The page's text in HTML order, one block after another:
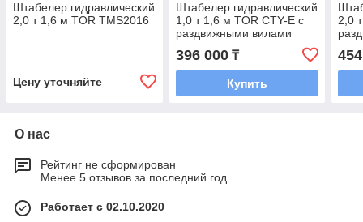
Штабелер гидравлический
2,0 т 1,6 м TOR TMS2016
Цену уточняйте
Штабелер гидравлический
1,0 т 1,6 м TOR CTY-E с
раздвижными вилами
396 000₸
Купить
2,0
О нас
Рейтинг не сформирован
Менее 5 отзывов за последний год
Работает с 02.10.2020